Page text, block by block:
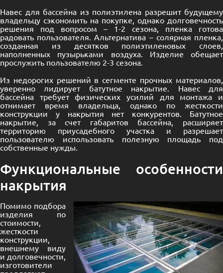
Навес для бассейна из полиэтилена разрешит будущему
владельцу сэкономить на покупке, однако долговечность
решения под вопросом – 1-2 сезона, пленка готова
радовать пользователя. Альтернатива – солярная пленка,
созданная из десятков полиэтиленовых слоев,
наполненных пузырьками воздуха. Изделие обещает
прослужить пользователю 2-3 сезона.
Из недорогих решений в сегменте прочных материалов,
уверенно лидирует батутное накрытие. Навес для
бассейна требует физических усилий для монтажа и
отнимает время владельца, однако по жесткости
конструкции у накрытия нет конкурентов. Батутное
накрытие, за счет габаритов бассейна, расширяет
территорию приусадебного участка и разрешает
пользователю использовать полезную площадь под
собственные нужды.
Функциональные особенности
накрытия
Помимо подбора
изделия по
стоимости,
жесткости
конструкции,
внешнему виду
и долговечности,
изготовители